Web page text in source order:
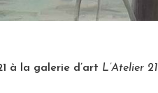
à la galerie d’art L’Atelier 21